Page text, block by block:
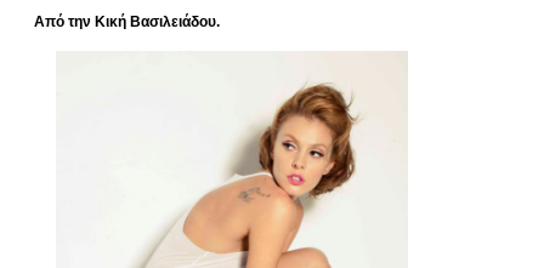
Από την Κική Βασιλειάδου.